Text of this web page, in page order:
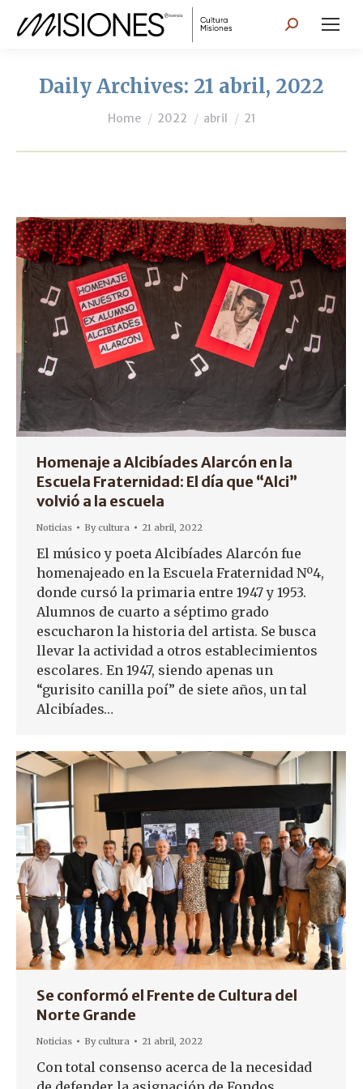
Search:
Daily Archives: 21 abril, 2022
You are here:
Home 2022 abril 21
Homenaje a Alcibíades Alarcón en la
Escuela Fraternidad: El día que “Alci”
volvió a la escuela
Noticias Bycultura 21 abril, 2022
El músico y poeta Alcibíades Alarcón fue
homenajeado en la Escuela Fraternidad Nº4,
donde cursó la primaria entre 1947 y 1953.
Alumnos de cuarto a séptimo grado
escucharon la historia del artista. Se busca
llevar la actividad a otros establecimientos
escolares. En 1947, siendo apenas un
“gurisito canilla poí” de siete años, un tal
Alcibíades…
Se conformó el Frente de Cultura del
Norte Grande
Noticias Bycultura 21 abril, 2022
Con total consenso acerca de la necesidad